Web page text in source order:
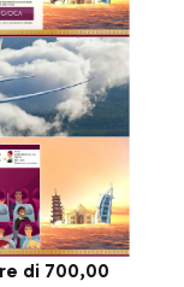
di 700,00